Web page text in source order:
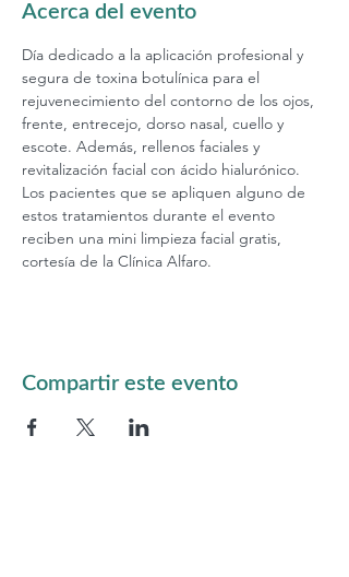
Acerca del evento
Día dedicado a la aplicación profesional y
segura de toxina botulínica para el
rejuvenecimiento del contorno de los ojos,
frente, entrecejo, dorso nasal, cuello y
escote. Además, rellenos faciales y
revitalización facial con ácido hialurónico.
Los pacientes que se apliquen alguno de
estos tratamientos durante el evento
reciben una mini limpieza facial gratis,
cortesía de la Clínica Alfaro.
Compartir este evento